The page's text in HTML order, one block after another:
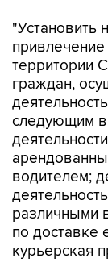
"Установить
территории
граждан,
следующим
водителем;
различными
по доставке
курьерская